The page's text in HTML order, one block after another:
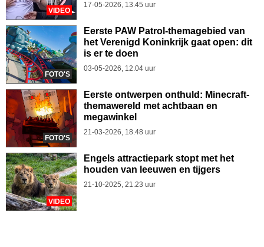
VIDEO
17-05-2026, 13.45 uur
FOTO'S
Eerste PAW Patrol-themagebied van
het Verenigd Koninkrijk gaat open: dit
is er te doen
03-05-2026, 12.04 uur
FOTO'S
Eerste ontwerpen onthuld: Minecraft-
themawereld met achtbaan en
megawinkel
21-03-2026, 18.48 uur
VIDEO
Engels attractiepark stopt met het
houden van leeuwen en tijgers
21-10-2025, 21.23 uur